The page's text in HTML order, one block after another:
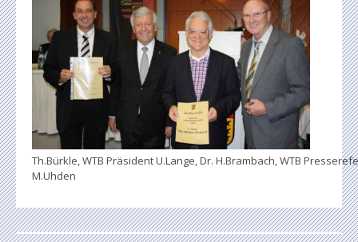
Th.Bürkle, WTB Präsident U.Lange, Dr. H.Brambach, WTB
M.Uhden